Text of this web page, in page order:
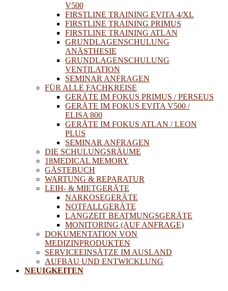
V500
FIRSTLINE TRAINING EVITA 4/XL
FIRSTLINE TRAINING PRIMUS
FIRSTLINE TRAINING ATLAN
GRUNDLAGENSCHULUNG
ANÄSTHESIE
GRUNDLAGENSCHULUNG
VENTILATION
SEMINAR ANFRAGEN
FÜR ALLE FACHKREISE
GERÄTE IM FOKUS PRIMUS / PERSEUS
GERÄTE IM FOKUS EVITA V500 /
ELISA 800
GERÄTE IM FOKUS ATLAN / LEON
PLUS
SEMINAR ANFRAGEN
DIE SCHULUNGSRÄUME
18MEDICAL MEMORY
GÄSTEBUCH
WARTUNG & REPARATUR
LEIH- & MIETGERÄTE
NARKOSEGERÄTE
NOTFALLGERÄTE
LANGZEIT BEATMUNGSGERÄTE
MONITORING (AUF ANFRAGE)
DOKUMENTATION VON
MEDIZINPRODUKTEN
SERVICEEINSÄTZE IM AUSLAND
AUFBAU UND ENTWICKLUNG
NEUIGKEITEN